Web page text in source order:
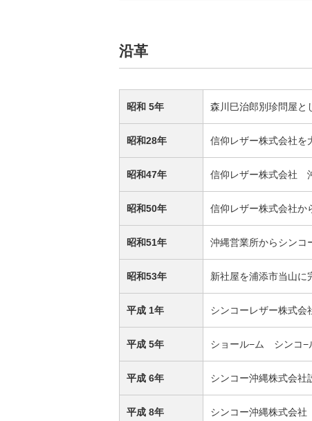
沿革
昭和 5年 森川巳治郎別珍問屋と
昭和28年 信仰レザー株式会社を
昭和47年 信仰レザー株式会社
昭和50年 信仰レザー株式会社か
昭和51年 沖縄営業所からシン
昭和53年 新社屋を浦添市当山に
平成 1年 シンコーレザー株式会
平成 5年 ショール−ム シンコ
平成 6年 シンコー沖縄株式会
平成 8年 シンコー沖縄株式